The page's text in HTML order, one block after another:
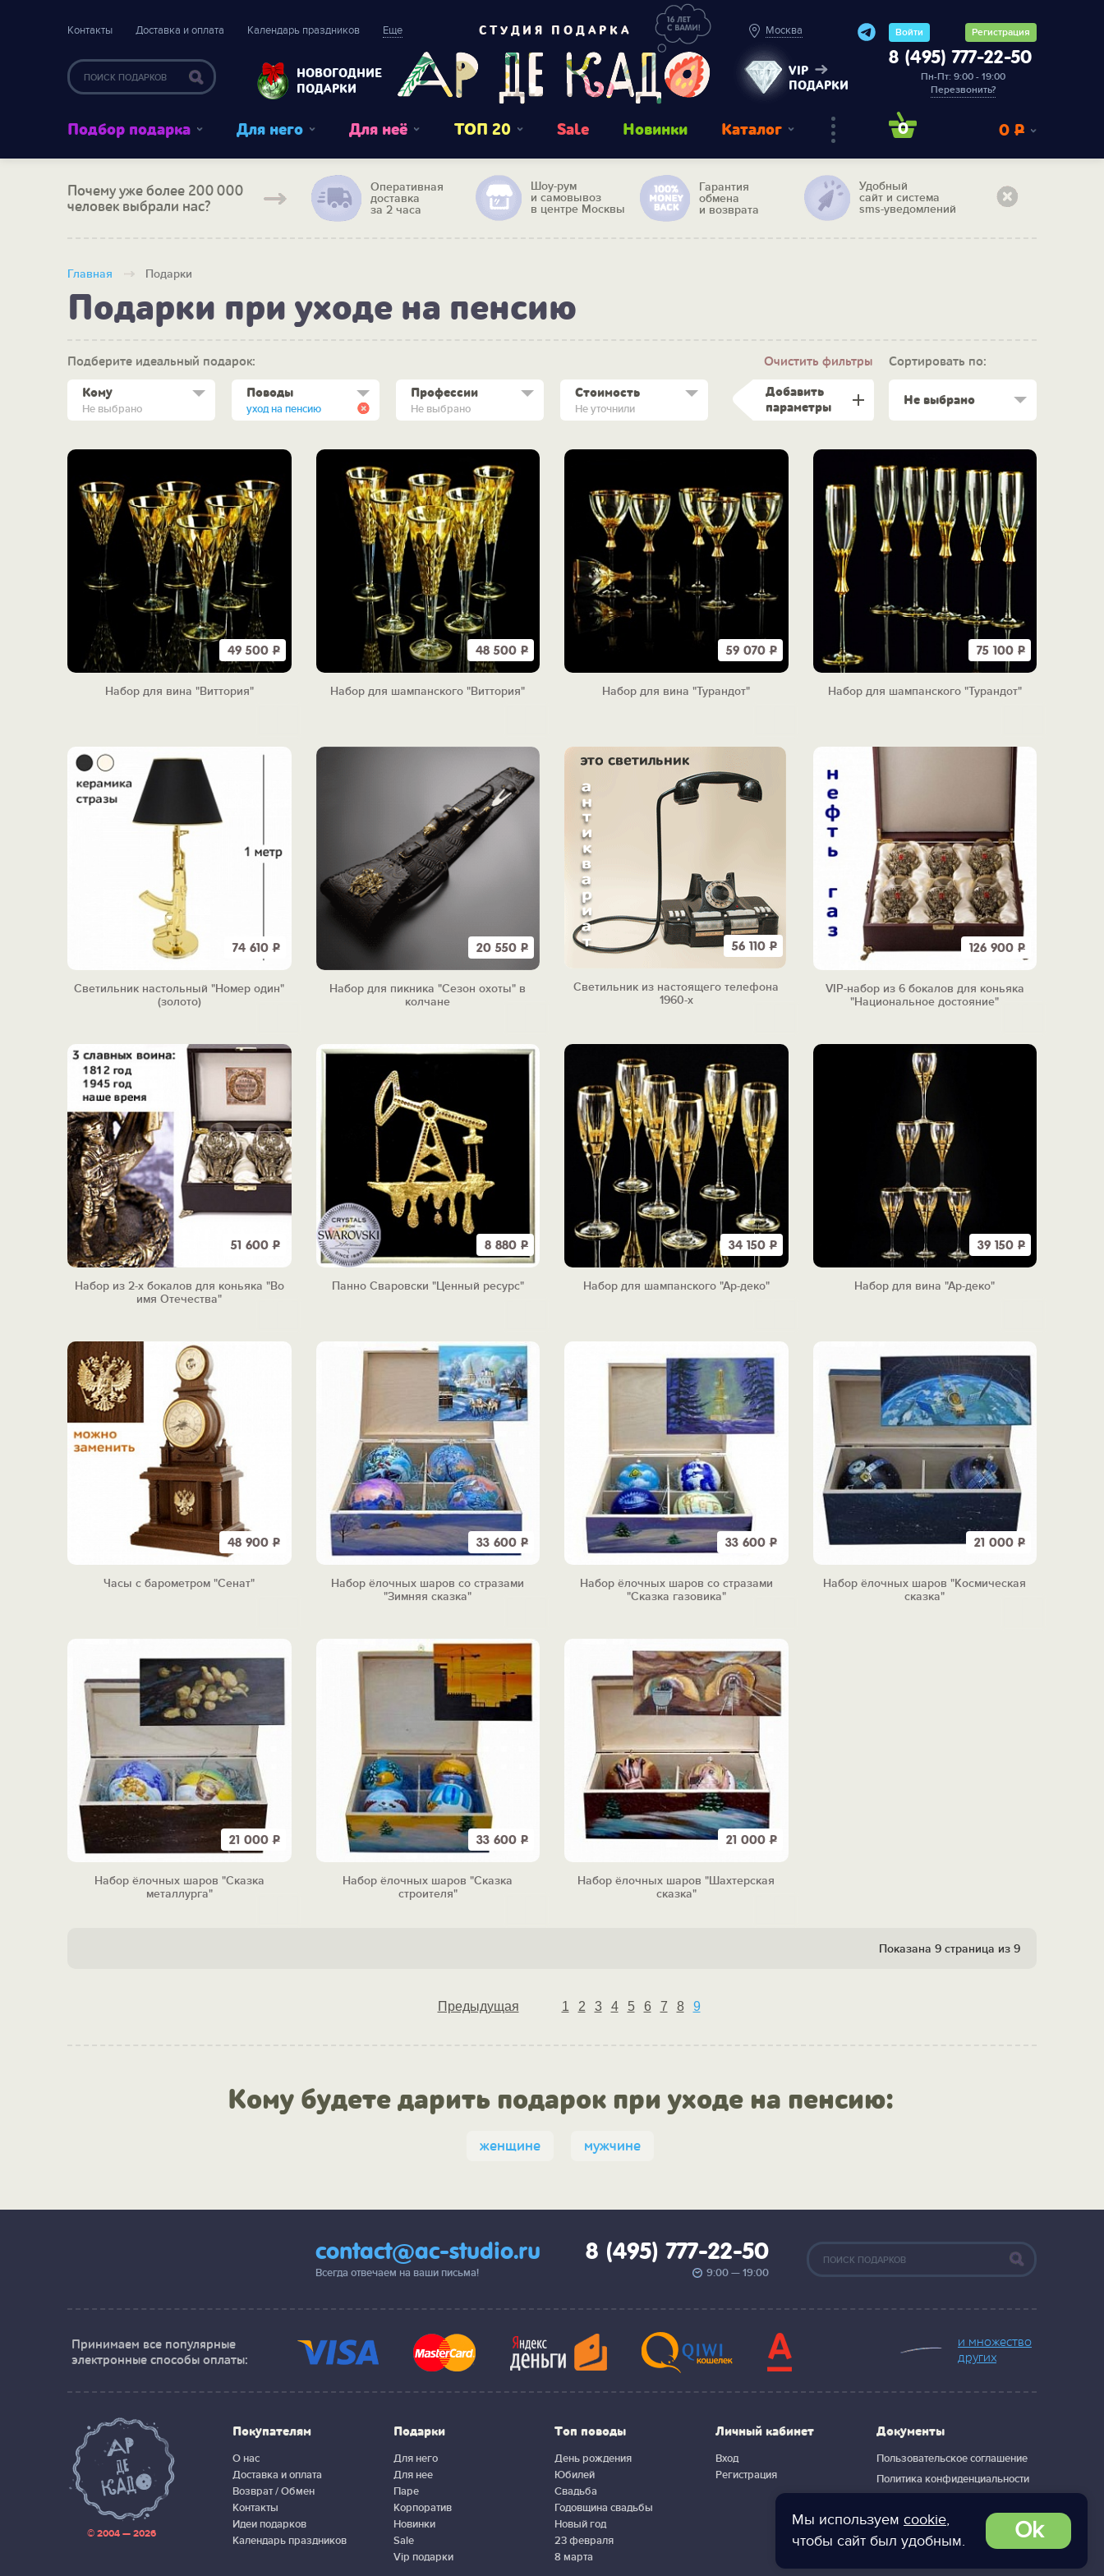
Мы используем cookie,
чтобы сайт был удобным.
Ok
Контакты Доставка и оплата Календарь праздников Еще
НОВОГОДНИЕ
ПОДАРКИ
СТУДИЯ ПОДАРКА Москва
VIP
ПОДАРКИ
Войти Регистрация
8 (495) 777-22-50
Пн-Пт: 9:00 - 19:00
Перезвонить?
Подбор подарка Для него Для неё ТОП 20 Sale Новинки Каталог 0 0 Р
Почему уже более 200 000
человек выбрали нас?
Оперативная
доставка
за 2 часа
Шоу-рум
и самовывоз
в центре Москвы
Гарантия
обмена
и возврата
Удобный
сайт и система
sms-уведомлений
Главная Подарки
Подарки при уходе на пенсию
Подберите идеальный подарок: Очистить фильтры Сортировать по:
Кому
Не выбрано
Поводы
уход на пенсию
Профессии
Не выбрано
Стоимость
Не уточнили
Добавить
параметры
Не выбрано
49 500Р
Набор для вина "Виттория"
48 500 Р
Набор для шампанского "Виттория"
59 070Р
Набор для вина "Турандот"
75 100 Р
Набор для шампанского "Турандот"
74 610Р
Светильник настольный "Номер один"
(золото)
20 550 Р
Набор для пикника "Сезон охоты" в
колчане
56 110Р
Светильник из настоящего телефона
1960-х
126 900 Р
VIP-набор из 6 бокалов для коньяка
"Национальное достояние"
51 600Р
Набор из 2-х бокалов для коньяка "Во
имя Отечества"
8 880 Р
Панно Сваровски "Ценный ресурс"
34 150Р
Набор для шампанского "Ар-деко"
39 150 Р
Набор для вина "Ар-деко"
48 900Р
Часы с барометром "Сенат"
33 600 Р
Набор ёлочных шаров со стразами
"Зимняя сказка"
33 600Р
Набор ёлочных шаров со стразами
"Сказка газовика"
21 000 Р
Набор ёлочных шаров "Космическая
сказка"
21 000Р
Набор ёлочных шаров "Сказка
металлурга"
33 600 Р
Набор ёлочных шаров "Сказка
строителя"
21 000Р
Набор ёлочных шаров "Шахтерская
сказка"
Показана 9 страница из 9
Предыдущая 1 2 3 4 5 6 7 8 9
Кому будете дарить подарок при уходе на пенсию:
женщине мужчине
contact@ac-studio.ru
Всегда отвечаем на ваши письма!
8 (495) 777-22-50
9:00 — 19:00
Принимаем все популярные
электронные способы оплаты:
и множество
других
© 2004 — 2026
Покупателям
О нас
Доставка и оплата
Возврат / Обмен
Контакты
Идеи подарков
Календарь праздников
Подарки
Для него
Для нее
Паре
Корпоратив
Новинки
Sale
Vip подарки
Топ поводы
День рождения
Юбилей
Свадьба
Годовщина свадьбы
Новый год
23 февраля
8 марта
Личный кабинет
Вход
Регистрация
Документы
Пользовательское соглашение
Политика конфиденциальности